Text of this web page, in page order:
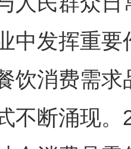
中发挥重
饮消费需
不断涌现